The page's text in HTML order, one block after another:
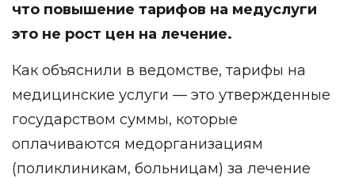
что повышение тарифов на медуслуги
это не рост цен на лечение.
Как объяснили в ведомстве, тарифы на
медицинские услуги — это утвержденные
государством суммы, которые
оплачиваются медорганизациям
(поликлиникам, больницам) за лечение